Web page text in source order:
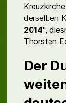
derselben
2014",
Thorsten
Der